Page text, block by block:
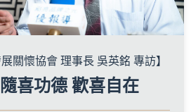
關懷協會 理事長 吳英銘 專訪】
喜功德 歡喜自在